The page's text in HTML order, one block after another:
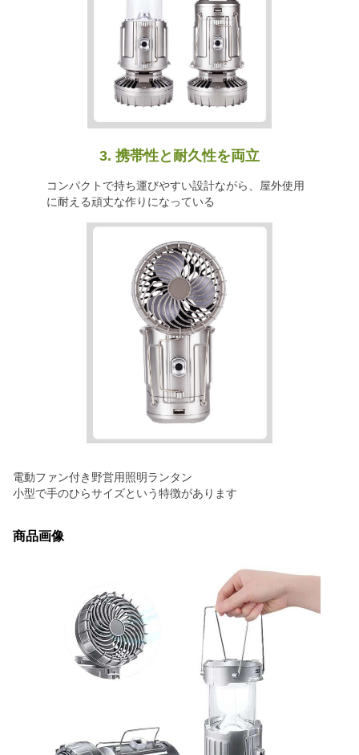
3. 携帯性と耐久性を両立
コンパクトで持ち運びやすい設計ながら、屋外使用
に耐える頑丈な作りになっている
電動ファン付き野営用照明ランタン
小型で手のひらサイズという特徴があります
商品画像